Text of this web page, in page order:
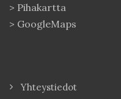
> Pihakartta
> GoogleMaps
Yhteystiedot